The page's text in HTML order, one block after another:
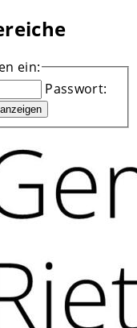
ein:
Passwort: